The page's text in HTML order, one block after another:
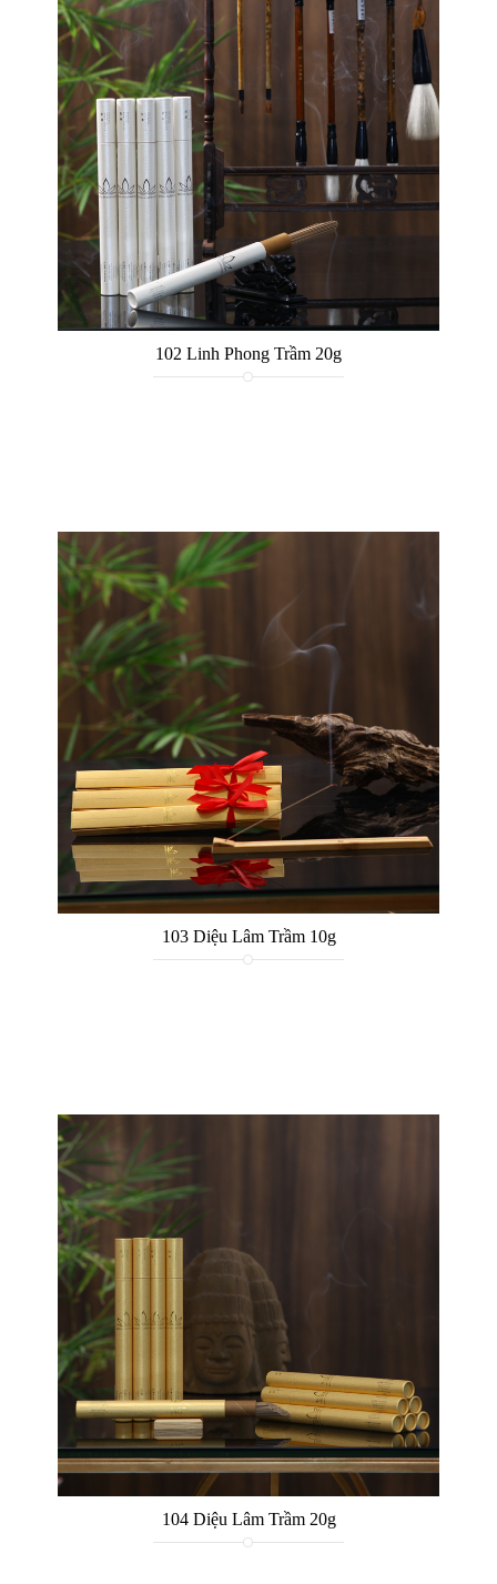
102 Linh Phong Trầm 20g
103 Diệu Lâm Trầm 10g
104 Diệu Lâm Trầm 20g